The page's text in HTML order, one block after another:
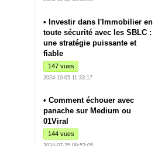
• Investir dans l'Immobilier en
toute sécurité avec les SBLC :
une stratégie puissante et
fiable
147 vues
2024-10-05 11:33:17
• Comment échouer avec
panache sur Medium ou
01Viral
144 vues